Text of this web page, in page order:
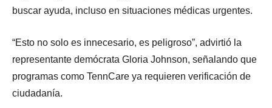
buscar ayuda, incluso en situaciones médicas urgentes.
“Esto no solo es innecesario, es peligroso”, advirtió la
representante demócrata Gloria Johnson, señalando que
programas como TennCare ya requieren verificación de
ciudadanía.